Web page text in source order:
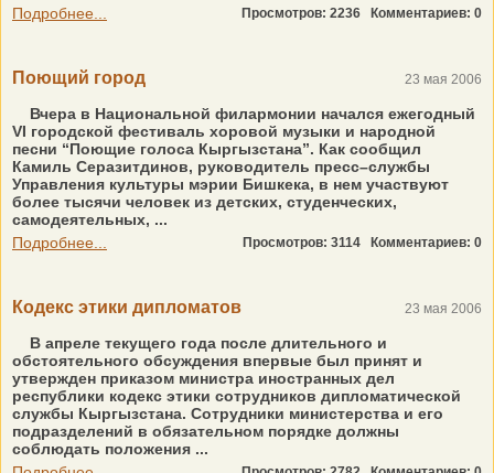
Подробнее...
Просмотров: 2236 Комментариев: 0
Поющий город 23 мая 2006
Вчера в Национальной филармонии начался ежегодный
VI городской фестиваль хоровой музыки и народной
песни “Поющие голоса Кыргызстана”. Как сообщил
Камиль Серазитдинов, руководитель пресс–службы
Управления культуры мэрии Бишкека, в нем участвуют
более тысячи человек из детских, студенческих,
самодеятельных, ...
Подробнее...
Просмотров: 3114 Комментариев: 0
Кодекс этики дипломатов 23 мая 2006
В апреле текущего года после длительного и
обстоятельного обсуждения впервые был принят и
утвержден приказом министра иностранных дел
республики кодекс этики сотрудников дипломатической
службы Кыргызстана. Сотрудники министерства и его
подразделений в обязательном порядке должны
соблюдать положения ...